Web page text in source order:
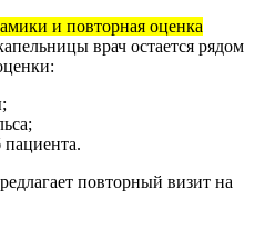
и повторная оценка
врач остается рядом
повторный визит на